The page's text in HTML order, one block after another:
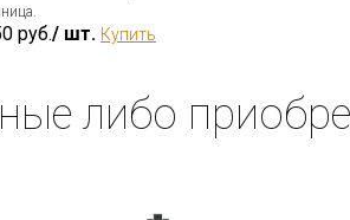
руб./ шт. Купить
либо